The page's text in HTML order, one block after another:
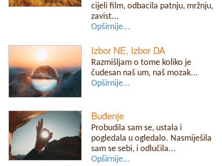
cijeli film, odbacila patnju, mržnju,
zavist...
Opširnije...
Izbor NE, Izbor DA
Razmišljam o tome koliko je
čudesan naš um, naš mozak...
Opširnije...
Buđenje
Probudila sam se, ustala i
pogledala u ogledalo. Nasmiješila
sam se sebi, i odlučila...
Opširnije...